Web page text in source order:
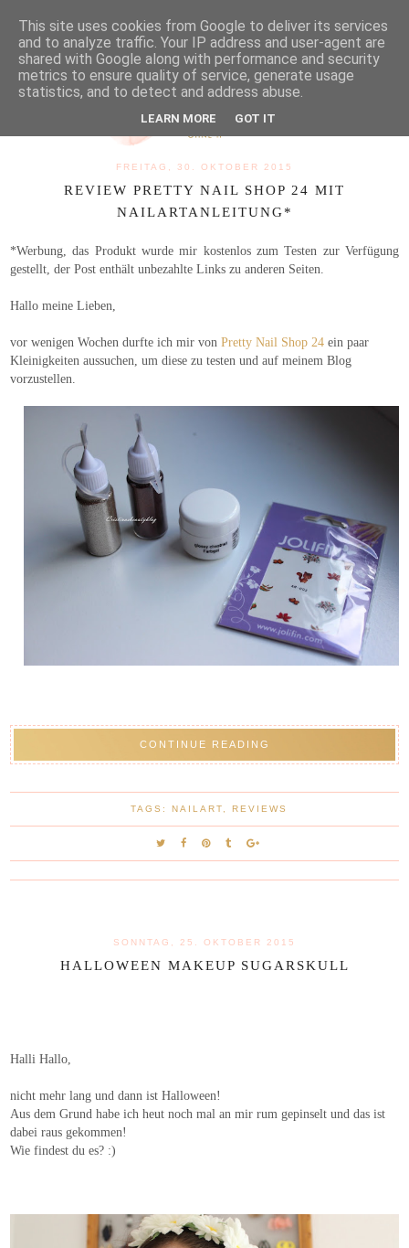
MENU
FREITAG, 30. OKTOBER 2015
REVIEW PRETTY NAIL SHOP 24 MIT
NAILARTANLEITUNG*
*Werbung, das Produkt wurde mir kostenlos zum Testen zur Verfügung
gestellt, der Post enthält unbezahlte Links zu anderen Seiten.
Hallo meine Lieben,
vor wenigen Wochen durfte ich mir vonPretty Nail Shop 24ein paar
Kleinigkeiten aussuchen, um diese zu testen und auf meinem Blog
vorzustellen.
CONTINUE READING
TAGS: NAILART REVIEWS
SONNTAG, 25. OKTOBER 2015
HALLOWEEN MAKEUP SUGARSKULL
Halli Hallo,
nicht mehr lang und dann ist Halloween!
Aus dem Grund habe ich heut noch mal an mir rum gepinselt und das ist
dabei raus gekommen!
Wie findest du es? :)
This site uses cookies from Google to deliver its services
and to analyze traffic. Your IP address and user-agent are
shared with Google along with performance and security
metrics to ensure quality of service, generate usage
statistics, and to detect and address abuse.
LEARN MORE GOT IT